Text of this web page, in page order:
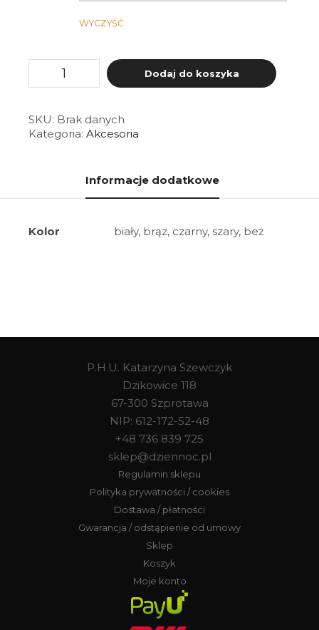
WYCZYŚĆ
Uchwyt
do
STANDARD
SYSTEM
Dodaj do koszyka
SKU: Brak danych
Kategoria: Akcesoria
Informacje dodatkowe
Kolor biały, brąz, czarny, szary, beż
P.H.U. Katarzyna Szewczyk
Dzikowice 118
67-300 Szprotawa
NIP: 612-172-52-48
+48 736 839 725
sklep@dziennoc.pl
Regulamin sklepu
Polityka prywatności / cookies
Dostawa / płatności
Gwarancja / odstąpienie od umowy
Sklep
Koszyk
Moje konto